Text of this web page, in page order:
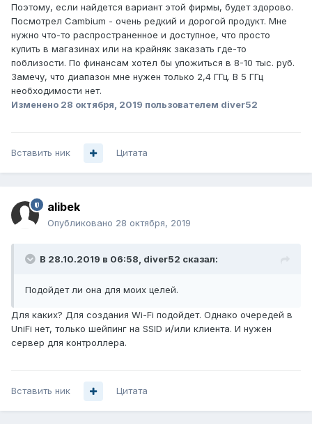
Поэтому, если найдется вариант этой фирмы, будет здорово.
Посмотрел Cambium - очень редкий и дорогой продукт. Мне
нужно что-то распространенное и доступное, что просто
купить в магазинах или на крайняк заказать где-то
поблизости. По финансам хотел бы уложиться в 8-10 тыс. руб.
Замечу, что диапазон мне нужен только 2,4 ГГц. В 5 ГГц
необходимости нет.
Изменено 28 октября, 2019 пользователем diver52
Вставить ник Цитата
alibek
Опубликовано 28 октября, 2019
В 28.10.2019 в 06:58, diver52 сказал:
Подойдет ли она для моих целей.
Для каких? Для создания Wi-Fi подойдет. Однако очередей в
UniFi нет, только шейпинг на SSID и/или клиента. И нужен
сервер для контроллера.
Вставить ник Цитата